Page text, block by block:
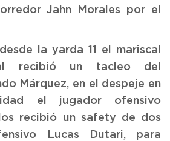
Jahn Morales por el
la yarda 11 el mariscal
recibió un tacleo del
Márquez, en el despeje en
el jugador ofensivo
recibió un safety de dos
Lucas Dutari, para